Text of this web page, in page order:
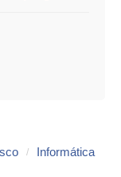
Informática